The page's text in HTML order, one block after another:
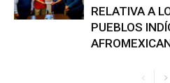
RELATIVA A
PUEBLOS